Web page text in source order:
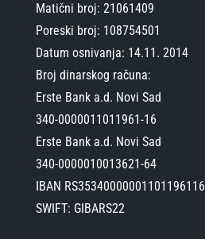
Matični broj: 21061409
Poreski broj: 108754501
Datum osnivanja: 14.11. 2014
Broj dinarskog računa:
Erste Bank a.d. Novi Sad
340-0000011011961-16
Erste Bank a.d. Novi Sad
340-0000010013621-64
IBAN RS35340000001101196116
SWIFT: GIBARS22